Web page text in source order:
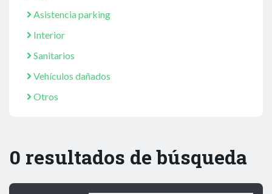
Asistencia parking
Interior
Sanitarios
Vehículos dañados
Otros
0 resultados de búsqueda